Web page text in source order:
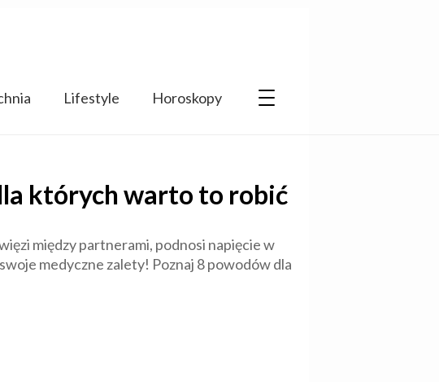
Lifestyle Horoskopy
których warto to robić
między partnerami, podnosi napięcie w
medyczne zalety! Poznaj 8 powodów dla